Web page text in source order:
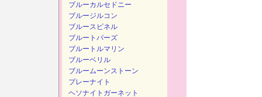
ブルーカルセドニー
ブルージルコン
ブルースピネル
ブルートパーズ
ブルートルマリン
ブルーベリル
ブルームーンストーン
プレーナイト
ヘソナイトガーネット